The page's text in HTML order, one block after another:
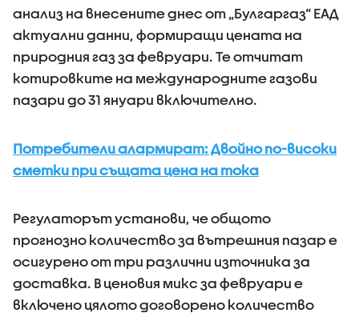
анализ на внесените днес от „Булгаргаз“ ЕАД
актуални данни, формиращи цената на
природния газ за февруари. Те отчитат
котировките на международните газови
пазари до 31 януари включително.
Потребители алармират: Двойно по-високи
сметки при същата цена на тока
Регулаторът установи, че общото
прогнозно количество за вътрешния пазар е
осигурено от три различни източника за
доставка. В ценовия микс за февруари е
включено цялото договорено количество